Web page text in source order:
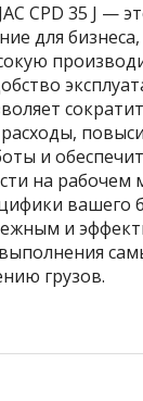
CPD 35 J —
для
и
на рабочем
вашего
и
грузов.